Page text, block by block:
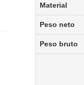
Material
Peso neto
Peso bruto